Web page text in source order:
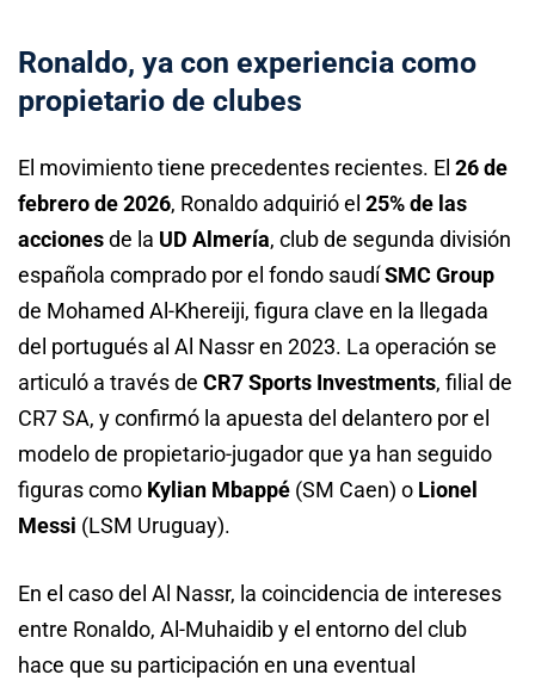
Ronaldo, ya con experiencia como
propietario de clubes
El movimiento tiene precedentes recientes. El 26 de
febrero de 2026, Ronaldo adquirió el 25% de las
accionesde la UD Almería, club de segunda división
española comprado por el fondo saudíSMC Group
de Mohamed Al-Khereiji, figura clave en la llegada
del portugués al Al Nassr en 2023. La operación se
articuló a través de CR7 Sports Investments, filial de
CR7 SA, y confirmó la apuesta del delantero por el
modelo de propietario-jugador que ya han seguido
figuras como Kylian Mbappé (SM Caen) o Lionel
Messi (LSM Uruguay).
En el caso del Al Nassr, la coincidencia de intereses
entre Ronaldo, Al-Muhaidib y el entorno del club
hace que su participación en una eventual